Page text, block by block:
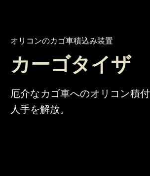
オリコンのカゴ車積込み装置
カーゴタイザ
厄介なカゴ車へのオリコン積付
人手を解放。